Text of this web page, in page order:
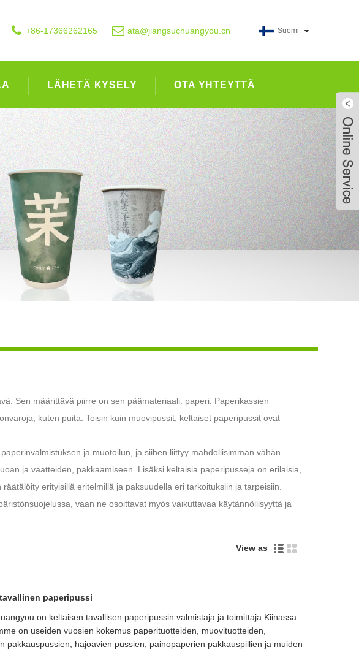
Suomi
+86-17366262165 ata@jiangsuchuangyou.cn
LÄHETÄ KYSELY OTA YHTEYTTÄ
Sen määrittävä piirre on sen päämateriaali: paperi. Paperikassien
kuten puita. Toisin kuin muovipussit, keltaiset paperipussit ovat
ja muotoilun, ja siihen liittyy mahdollisimman vähän
ja vaatteiden, pakkaamiseen. Lisäksi keltaisia ​​paperipusseja on erilaisia,
erityisillä eritelmillä ja paksuudella eri tarkoituksiin ja tarpeisiin.
vaan ne osoittavat myös vaikuttavaa käytännöllisyyttä ja
View as
paperipussi
on keltaisen tavallisen paperipussin valmistaja ja toimittaja Kiinassa.
on useiden vuosien kokemus paperituotteiden, muovituotteiden,
pakkauspussien, hajoavien pussien, painopaperien pakkauspillien ja muiden